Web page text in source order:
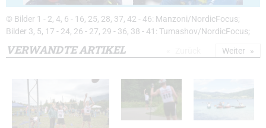
© Bilder 1 - 2, 4, 6 - 16, 25, 28, 37, 42 - 46: Manzoni/NordicFocus;
Bilder 3, 5, 17 - 24, 26 - 27, 29 - 36, 38 - 41: Tumashov/NordicFocus;
VERWANDTE ARTIKEL Weiter